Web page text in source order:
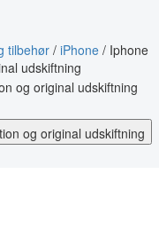
tilbehør / iPhone / Iphone
udskiftning